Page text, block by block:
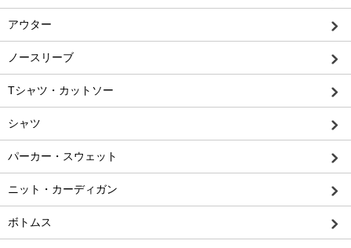
アウター
ノースリーブ
Tシャツ・カットソー
シャツ
パーカー・スウェット
ニット・カーディガン
ボトムス